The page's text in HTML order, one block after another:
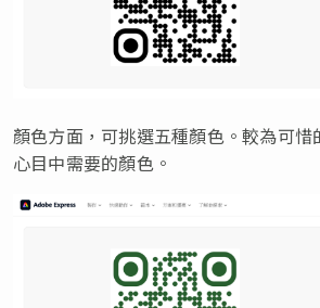
顏色方面，可挑選五種顏色。較為可
心目中需要的顏色。